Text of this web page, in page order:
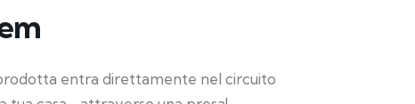
entra direttamente nel circuito